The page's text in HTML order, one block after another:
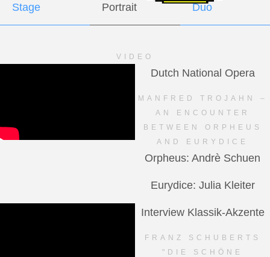
Stage Portrait Duo
VIDEO
Dutch National Opera
MANFRED TROJAHN –
AN ENCOUNTER
BETWEEN ORPHEUS
AND EURYDICE
Orpheus: Andrè Schuen
Eurydice: Julia Kleiter
Interview Klassik-Akzente
FRANZ SCHUBERTS
"DIE SCHÖNE